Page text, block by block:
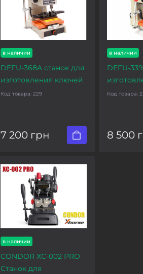
в наличии
DEFU-368A станок для
изготовления ключей
Код товара: 229
7 200 грн
в наличии
DEFU-
Код товара:
8 500
в наличии
CONDOR XC-002 PRO
Станок для